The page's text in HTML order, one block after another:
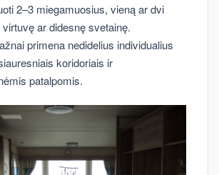
2–3 miegamuosius, vieną ar dvi
ar didesnę svetainę.
primena nedidelius individualius
koridoriais ir
patalpomis.